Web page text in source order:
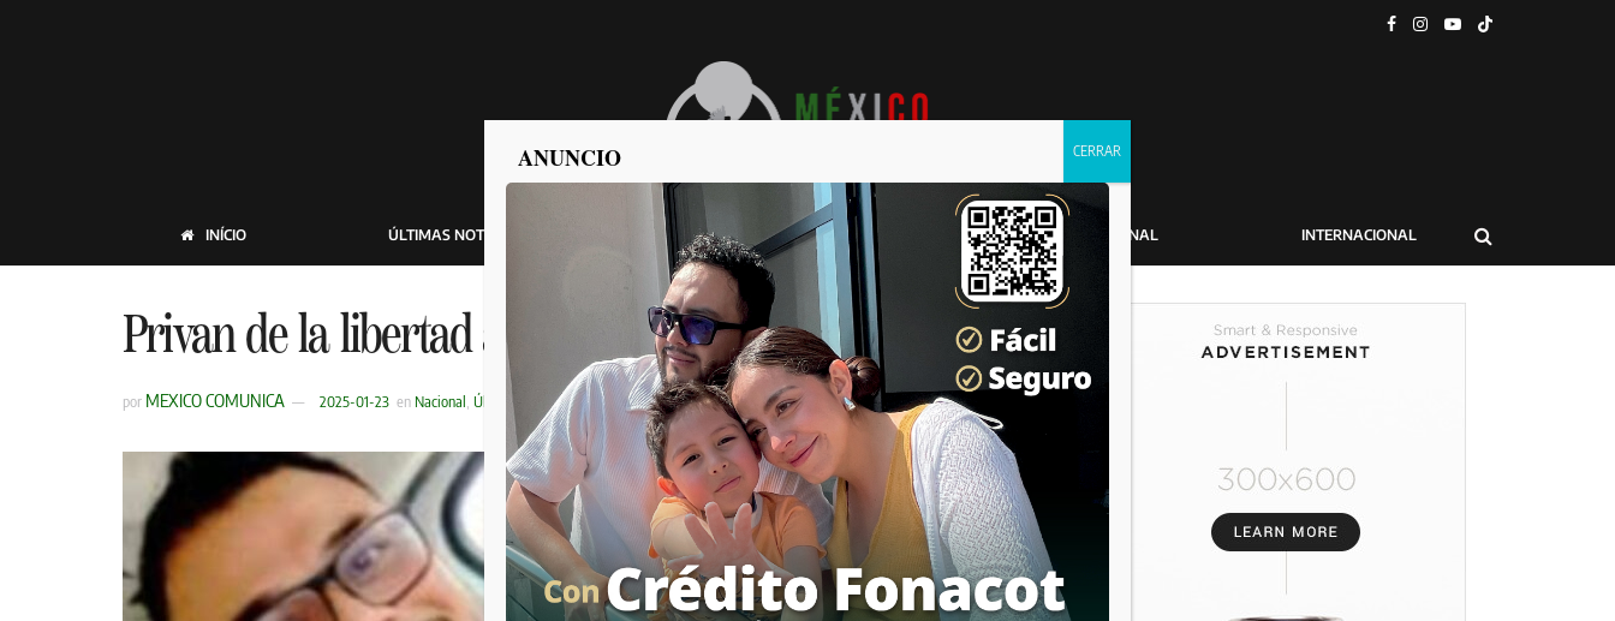
INÍCIO ÚLTIMAS NOTICIAS POLÍTICA POLICIACA NACIONAL INTERNACIONAL
Privan de la libertad a periodista en Veracruz.
por MEXICO COMUNICA 2025-01-23 en Nacional Últimas Noticias
ANUNCIO